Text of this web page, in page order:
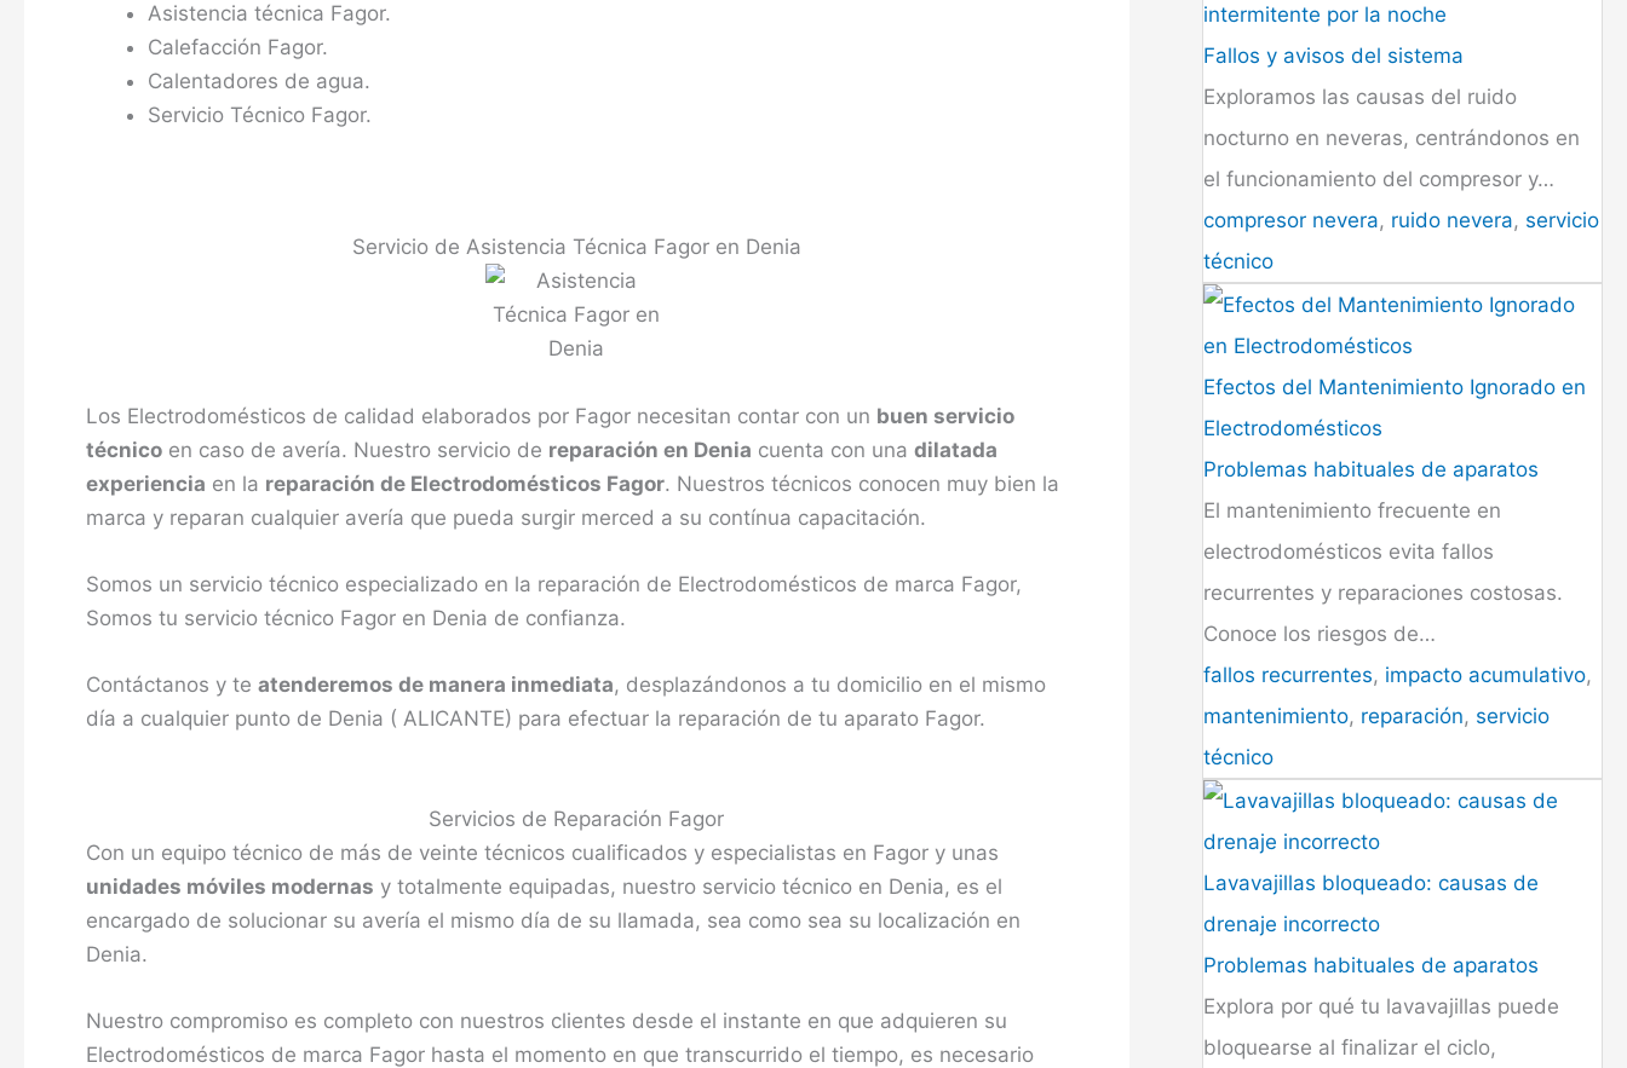
Asistencia técnica Fagor.
Calefacción Fagor.
Calentadores de agua.
Servicio Técnico Fagor.
Servicio de Asistencia Técnica Fagor en Denia
Los Electrodomésticos de calidad elaborados por Fagor necesitan contar con un buen servicio
técnico en caso de avería. Nuestro servicio de reparación en Denia cuenta con una dilatada
experiencia en la reparación de Electrodomésticos Fagor. Nuestros técnicos conocen muy bien la
marca y reparan cualquier avería que pueda surgir merced a su contínua capacitación.
Somos un servicio técnico especializado en la reparación de Electrodomésticos de marca Fagor,
Somos tu servicio técnico Fagor en Denia de confianza.
Contáctanos y te atenderemos de manera inmediata, desplazándonos a tu domicilio en el mismo
día a cualquier punto de Denia ( ALICANTE) para efectuar la reparación de tu aparato Fagor.
Servicios de Reparación Fagor
Con un equipo técnico de más de veinte técnicos cualificados y especialistas en Fagor y unas
unidades móviles modernas y totalmente equipadas, nuestro servicio técnico en Denia, es el
encargado de solucionar su avería el mismo día de su llamada, sea como sea su localización en
Denia.
Nuestro compromiso es completo con nuestros clientes desde el instante en que adquieren su
Electrodomésticos de marca Fagor hasta el momento en que transcurrido el tiempo, es necesario
intermitente por la noche
Fallos y avisos del sistema
Exploramos las causas del ruido
nocturno en neveras, centrándonos en
el funcionamiento del compresor y…
compresor nevera, ruido nevera, servicio
técnico
Efectos del Mantenimiento Ignorado en
Electrodomésticos
Problemas habituales de aparatos
El mantenimiento frecuente en
electrodomésticos evita fallos
recurrentes y reparaciones costosas.
Conoce los riesgos de…
fallos recurrentes, impacto acumulativo,
mantenimiento, reparación, servicio
técnico
Lavavajillas bloqueado: causas de
drenaje incorrecto
Problemas habituales de aparatos
Explora por qué tu lavavajillas puede
bloquearse al finalizar el ciclo,